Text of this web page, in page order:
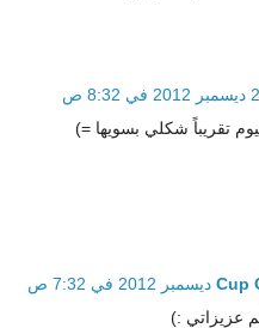
8:32 ص
تقريباً شكلي بسويها =)
Cup
عزيزاتي :)